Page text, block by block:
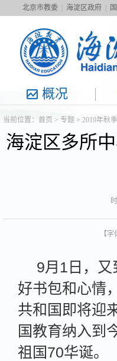
北京市教委 海淀区政府
概况
当前位置： 首页 > 专题 > 2019年秋
海淀区多所
【字
9月1日，
好书包和心情
共和国即将迎
国教育纳入到
祖国70华诞。